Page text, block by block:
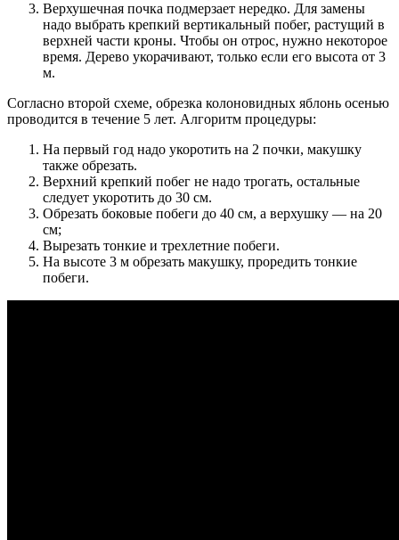
Верхушечная почка подмерзает нередко. Для замены
надо выбрать крепкий вертикальный побег, растущий в
верхней части кроны. Чтобы он отрос, нужно некоторое
время. Дерево укорачивают, только если его высота от 3
м.
Согласно второй схеме, обрезка колоновидных яблонь осенью
проводится в течение 5 лет. Алгоритм процедуры:
На первый год надо укоротить на 2 почки, макушку
также обрезать.
Верхний крепкий побег не надо трогать, остальные
следует укоротить до 30 см.
Обрезать боковые побеги до 40 см, а верхушку — на 20
см;
Вырезать тонкие и трехлетние побеги.
На высоте 3 м обрезать макушку, проредить тонкие
побеги.